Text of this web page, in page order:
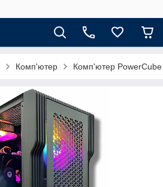
Комп'ютер Комп'ютер